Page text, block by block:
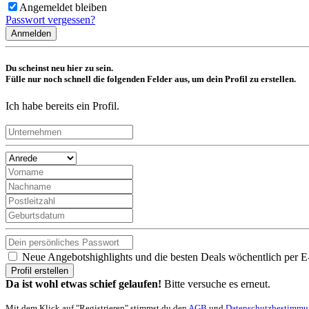
Angemeldet bleiben
Passwort vergessen?
Anmelden
Du scheinst neu hier zu sein.
Fülle nur noch schnell die folgenden Felder aus, um dein Profil zu erstellen.
Ich habe bereits ein Profil.
Neue Angebotshighlights und die besten Deals wöchentlich per
Profil erstellen
Da ist wohl etwas schief gelaufen! Bitte versuche es erneut.